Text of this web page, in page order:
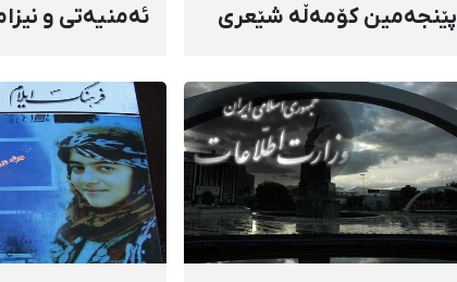
پێنجەمین كۆمەڵە شێعری
ئەمنیەتی و